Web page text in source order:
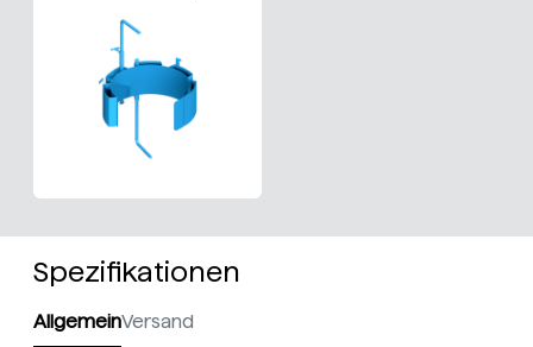
Spezifikationen
AllgemeinVersand